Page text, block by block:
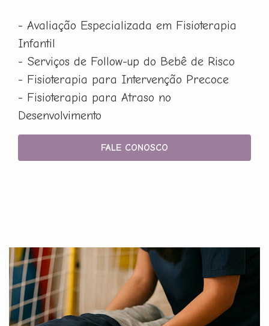
- Avaliação Especializada em Fisioterapia
Infantil
- Serviços de Follow-up do Bebê de Risco
- Fisioterapia para Intervenção Precoce
- Fisioterapia para Atraso no
Desenvolvimento
FALE CONOSCO